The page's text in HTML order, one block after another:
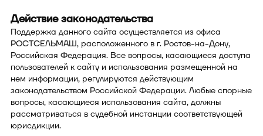
Действие законодательства
Поддержка данного сайта осуществляется из офиса
РОСТСЕЛЬМАШ, расположенного в г. Ростов-на-Дону,
Российская Федерация. Все вопросы, касающиеся доступа
пользователей к сайту и использования размещенной на
нем информации, регулируются действующим
законодательством Российской Федерации. Любые спорные
вопросы, касающиеся использования сайта, должны
рассматриваться в судебной инстанции соответствующей
юрисдикции.